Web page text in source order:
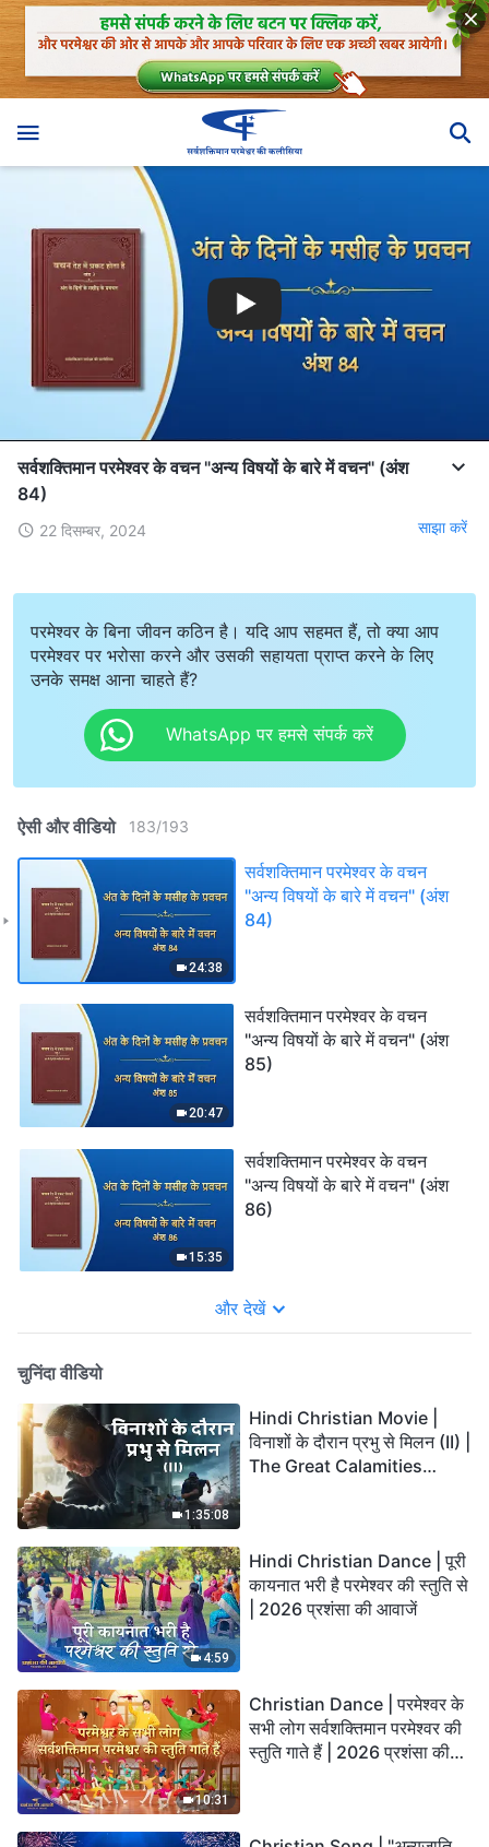
सर्वशक्तिमान परमेश्वर के वचन "अन्य विषयों के बारे में वचन" (अंश
84)
22 दिसम्बर, 2024 साझा करें
परमेश्वर के बिना जीवन कठिन है। यदि आप सहमत हैं, तो क्या आप
परमेश्वर पर भरोसा करने और उसकी सहायता प्राप्त करने के लिए
उनके समक्ष आना चाहते हैं?
WhatsApp पर हमसे संपर्क करें
ऐसी और वीडियो 183/193
24:38
सर्वशक्तिमान परमेश्वर के वचन
"अन्य विषयों के बारे में वचन" (अंश
84)
20:47
सर्वशक्तिमान परमेश्वर के वचन
"अन्य विषयों के बारे में वचन" (अंश
85)
15:35
सर्वशक्तिमान परमेश्वर के वचन
"अन्य विषयों के बारे में वचन" (अंश
86)
और देखें
चुनिंदा वीडियो
1:35:08
Hindi Christian Movie |
विनाशों के दौरान प्रभु से मिलन (II) |
The Great Calamities
4:59
Hindi Christian Dance | पूरी
कायनात भरी है परमेश्वर की स्तुति से
| 2026 प्रशंसा की आवाजें
10:31
Christian Dance | परमेश्वर के
सभी लोग सर्वशक्तिमान परमेश्वर की
स्तुति गाते हैं | 2026 प्रशंसा की